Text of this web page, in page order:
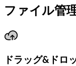
ファイル管
ドラッグ&ドロ